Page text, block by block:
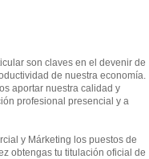
son claves en el devenir de
de nuestra economía.
aportar nuestra calidad y
profesional presencial y a
y Márketing los puestos de
obtengas tu titulación oficial de